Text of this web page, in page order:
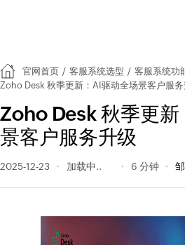
官网首页 / 客服系统选型 / 客服系统功
Zoho Desk 秋季更新：AI驱动全场景客户服务
Zoho Desk 秋季更新
景客户服务升级
2025-12-23 146 阅读量 6 分钟